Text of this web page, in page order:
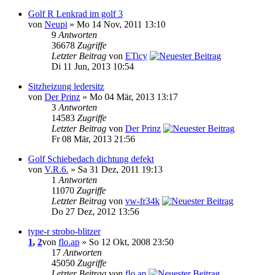
Golf R Lenkrad im golf 3
von Neupi » Mo 14 Nov, 2011 13:10
9 Antworten
36678 Zugriffe
Letzter Beitrag von ETicy
Di 11 Jun, 2013 10:54
Sitzheizung ledersitz
von Der Prinz » Mo 04 Mär, 2013 13:17
3 Antworten
14583 Zugriffe
Letzter Beitrag von Der Prinz
Fr 08 Mär, 2013 21:56
Golf Schiebedach dichtung defekt
von V.R.6. » Sa 31 Dez, 2011 19:13
1 Antworten
11070 Zugriffe
Letzter Beitrag von vw-fr34k
Do 27 Dez, 2012 13:56
type-r strobo-blitzer
1, 2von flo.ap » So 12 Okt, 2008 23:50
17 Antworten
45050 Zugriffe